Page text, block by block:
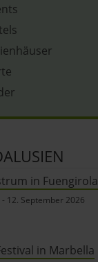
in Fuengirola
- 12. September 2026
in Marbella